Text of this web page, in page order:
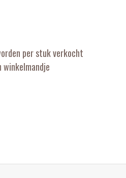
per stuk verkocht